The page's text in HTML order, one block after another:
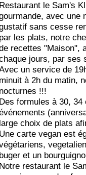
le Sam's
avec une
sans cesse
les plats, notre
recettes "Maison",
jours, par ses
un service de
à 2h du matin,
!!!
formules à 30,
choix de plats
carte vegan est
et un
restaurant le